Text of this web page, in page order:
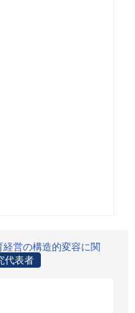
営の構造的変容に関
代表者